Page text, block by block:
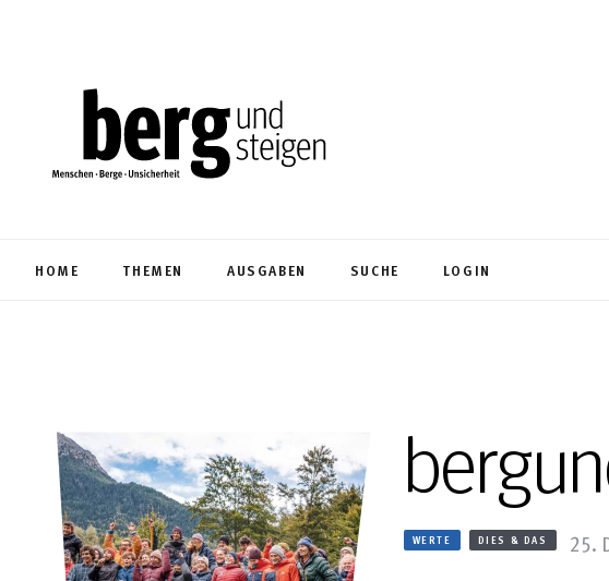
HOME THEMEN AUSGABEN SUCHE LOGIN
WERTE DIES & DAS 25.